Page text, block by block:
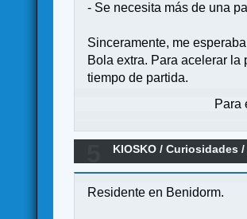
- Se necesita más de una
Sinceramente, me
Bola extra. Para acelerar
tiempo de partida.
Para
KIOSKO /Curiosidades /
Residente en Benidorm.